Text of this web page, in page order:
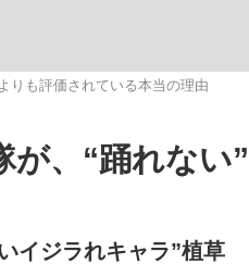
聞... 「クマが悪者
りも評価されている本当の理由
が、“踊れない
イジラれキャラ”植草